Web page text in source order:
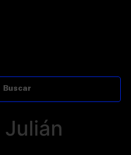
Julián